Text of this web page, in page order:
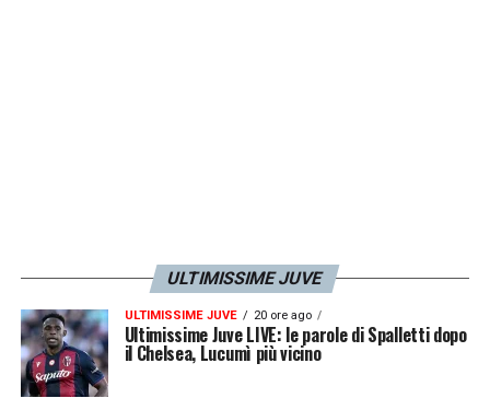
ULTIMISSIME JUVE
ULTIMISSIME JUVE 20 ore ago
Ultimissime Juve LIVE: le parole di Spalletti dopo
il Chelsea, Lucumì più vicino